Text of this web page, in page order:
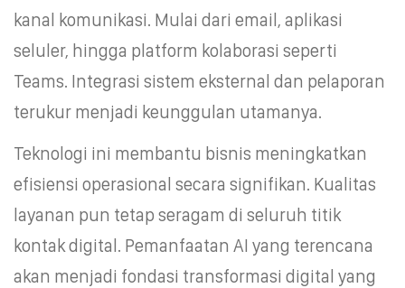
kanal komunikasi. Mulai dari email, aplikasi
seluler, hingga platform kolaborasi seperti
Teams. Integrasi sistem eksternal dan pelaporan
terukur menjadi keunggulan utamanya.
Teknologi ini membantu bisnis meningkatkan
efisiensi operasional secara signifikan. Kualitas
layanan pun tetap seragam di seluruh titik
kontak digital. Pemanfaatan AI yang terencana
akan menjadi fondasi transformasi digital yang